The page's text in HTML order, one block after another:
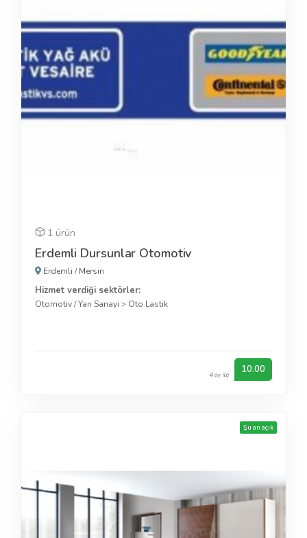
1 ürün
Erdemli Dursunlar Otomotiv
Erdemli /Mersin
Hizmet verdiği sektörler:
Otomotiv / Yan Sanayi > Oto Lastik
4 oy ile 10.00
Şu an açık